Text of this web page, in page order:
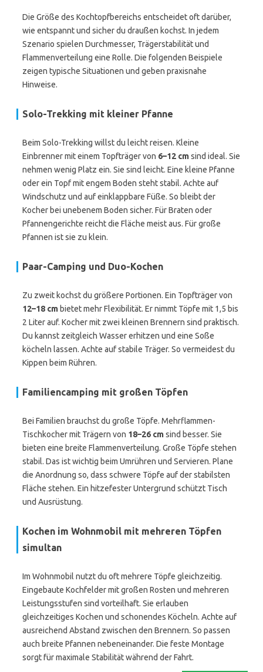
Die Größe des Kochtopfbereichs entscheidet oft darüber,
wie entspannt und sicher du draußen kochst. In jedem
Szenario spielen Durchmesser, Trägerstabilität und
Flammenverteilung eine Rolle. Die folgenden Beispiele
zeigen typische Situationen und geben praxisnahe
Hinweise.
Solo-Trekking mit kleiner Pfanne
Beim Solo-Trekking willst du leicht reisen. Kleine
Einbrenner mit einem Topfträger von 6–12 cmsind ideal. Sie
nehmen wenig Platz ein. Sie sind leicht. Eine kleine Pfanne
oder ein Topf mit engem Boden steht stabil. Achte auf
Windschutz und auf einklappbare Füße. So bleibt der
Kocher bei unebenem Boden sicher. Für Braten oder
Pfannengerichte reicht die Fläche meist aus. Für große
Pfannen ist sie zu klein.
Paar-Camping und Duo-Kochen
Zu zweit kochst du größere Portionen. Ein Topfträger von
12–18 cm bietet mehr Flexibilität. Er nimmt Töpfe mit 1,5 bis
2 Liter auf. Kocher mit zwei kleinen Brennern sind praktisch.
Du kannst zeitgleich Wasser erhitzen und eine Soße
köcheln lassen. Achte auf stabile Träger. So vermeidest du
Kippen beim Rühren.
Familiencamping mit großen Töpfen
Bei Familien brauchst du große Töpfe. Mehrflammen-
Tischkocher mit Trägern von 18–26 cmsind besser. Sie
bieten eine breite Flammenverteilung. Große Töpfe stehen
stabil. Das ist wichtig beim Umrühren und Servieren. Plane
die Anordnung so, dass schwere Töpfe auf der stabilsten
Fläche stehen. Ein hitzefester Untergrund schützt Tisch
und Ausrüstung.
Kochen im Wohnmobil mit mehreren Töpfen
simultan
Im Wohnmobil nutzt du oft mehrere Töpfe gleichzeitig.
Eingebaute Kochfelder mit großen Rosten und mehreren
Leistungsstufen sind vorteilhaft. Sie erlauben
gleichzeitiges Kochen und schonendes Köcheln. Achte auf
ausreichend Abstand zwischen den Brennern. So passen
auch breite Pfannen nebeneinander. Die feste Montage
sorgt für maximale Stabilität während der Fahrt.